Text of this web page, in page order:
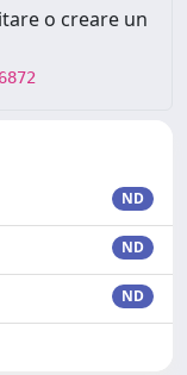
o creare un
ND
ND
ND